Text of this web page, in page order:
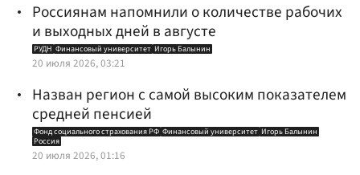
Россиянам напомнили о количестве рабочих
и выходных дней в августе
РУДН Финансовый университет Игорь Балынин
20 июля 2026, 03:21
Назван регион с самой высоким показателем
средней пенсией
Фонд социального страхования РФ Финансовый университет Игорь Балынин
Россия
20 июля 2026, 01:16